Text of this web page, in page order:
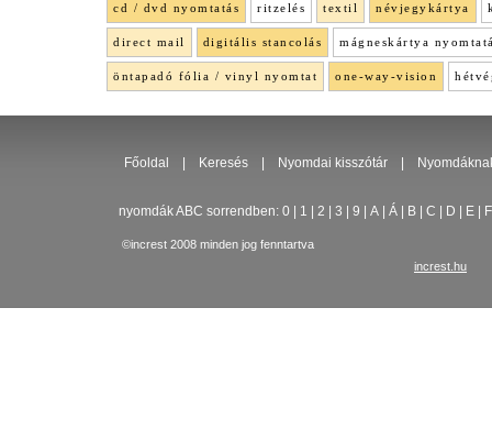
cd / dvd nyomtatás ritzelés textil névjegykártya
direct mail digitális stancolás mágneskártya
öntapadó fólia / vinyl nyomtat one-way-vision
Főoldal Keresés Nyomdai kisszótár
nyomdák ABC sorrendben: 0 1 2 3 9 A Á B C D E F
©increst 2008 minden jog fenntartva
increst.hu